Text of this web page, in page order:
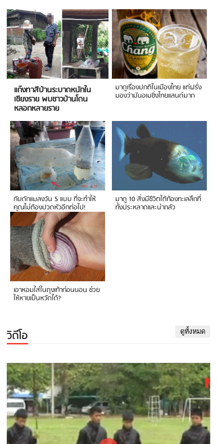
แก๊งทาสีบ้านระบาดหนักใน
เชียงราย พบชาวบ้านโดน
หลอกหลายราย
มาดูเรื่องปกติในเมืองไทย แต่ฝรั่ง
มองว่ามันอเมซิ่งไทยแลนด์มาก
กับดักแมลงวัน 5 แบบ ที่จะทำให้
คุณไม่ต้องปวดหัวอีกต่อไป!
มาดู 10 สิ่งมีชีวิตใต้ท้องทะเลลึกที่
ทั้งประหลาดและน่ากลัว
เอาหอมใส่ในถุงเท้าก่อนนอน ช่วย
ให้หายเป็นหวัดได้?
วิดีโอ ดูทั้งหมด